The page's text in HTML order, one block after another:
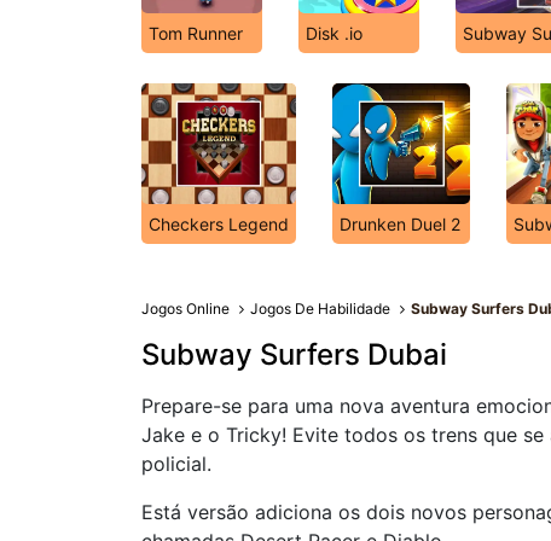
Tom Runner Disk .io Subway
Checkers Legend Drunken Duel 2
Jogos Online Jogos De Habilidade Subway Surfers
Subway Surfers Dubai
Prepare-se para uma nova aventura
Jake e o Tricky! Evite todos os trens que
policial.
Está versão adiciona os dois novos